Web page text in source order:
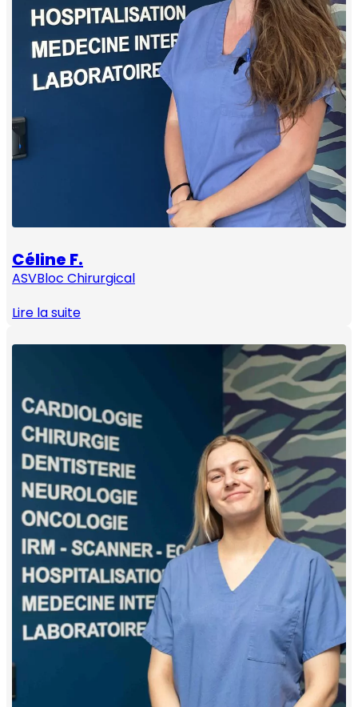
Céline F.
ASVBloc Chirurgical
Lire la suite